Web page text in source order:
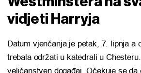
vidjeti Harryja
Datum vjenčanja je petak, 7. lipnja a
trebala održati u katedrali u
veličanstven događaj. Očekuje se da